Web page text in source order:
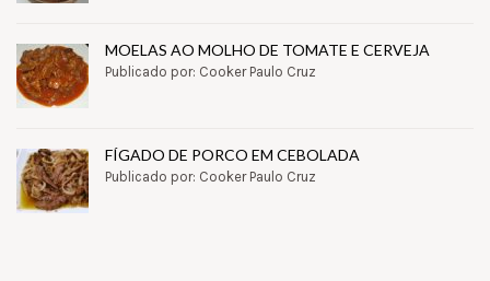
MOELAS AO MOLHO DE TOMATE E CERVEJA
Publicado por: Cooker Paulo Cruz
FÍGADO DE PORCO EM CEBOLADA
Publicado por: Cooker Paulo Cruz